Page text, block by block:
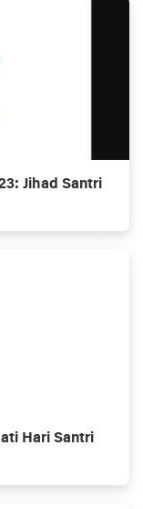
Hari Santri